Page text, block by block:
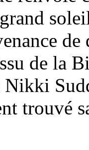
de la
trouvé